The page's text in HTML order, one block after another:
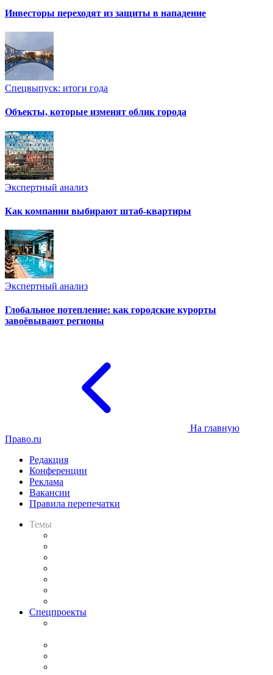
Инвесторы переходят из защиты в нападение
Спецвыпуск: итоги года
Объекты, которые изменят облик города
Экспертный анализ
Как компании выбирают штаб-квартиры
Экспертный анализ
Глобальное потепление: как городские курорты
завоёвывают регионы
На главную
Право.ru
Редакция
Конференции
Реклама
Вакансии
Правила перепечатки
Темы
Спецпроекты